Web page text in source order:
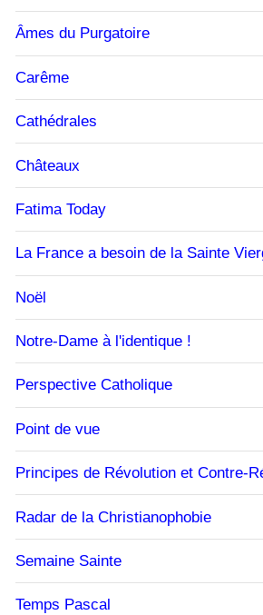
Âmes du Purgatoire
Carême
Cathédrales
Châteaux
Fatima Today
La France a besoin de la Sainte
Noël
Notre-Dame à l'identique !
Perspective Catholique
Point de vue
Principes de Révolution et Contre-
Radar de la Christianophobie
Semaine Sainte
Temps Pascal